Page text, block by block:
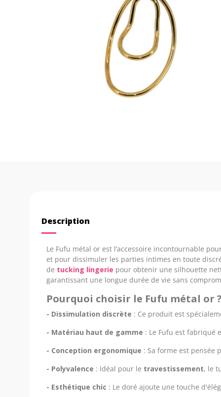
Description
Le Fufu métal or est l’accessoire incontournable
et pour dissimuler les parties intimes en toute
de tucking lingerie pour obtenir une silhouette
garantissant une longue durée de vie sans
Pourquoi choisir le Fufu métal or
- Dissimulation discrète : Ce produit est
- Matériau haut de gamme : Le Fufu est fabriqué
- Conception ergonomique : Sa forme est pensée
- Polyvalence : Idéal pour le travestissement, le
- Esthétique chic : Le doré ajoute une touche